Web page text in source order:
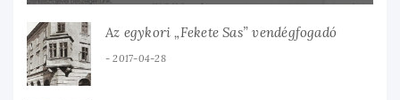
Az egykori „Fekete Sas” vendégfogadó
2017-04-28